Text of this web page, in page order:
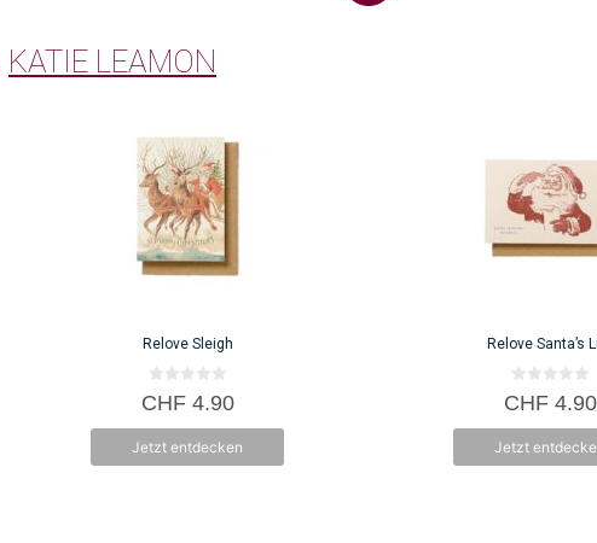
KATIE LEAMON
Relove Sleigh
0
v
5
CHF4.90
Jetzt entdecken
Relove Santa’s
0
v
5
CHF4.90
Jetzt